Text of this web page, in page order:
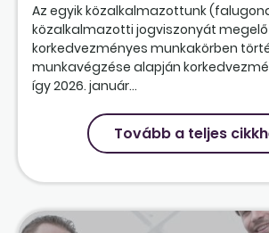
Az egyik közalkalmazottunk
közalkalmazotti jogviszonyát
korkedvezményes munkakörben
munkavégzése alapján
így 2026. január...
Tovább a teljes